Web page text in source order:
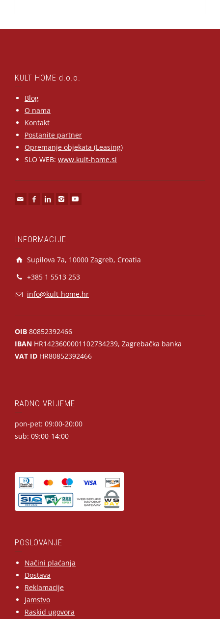
KULT HOME d.o.o.
Blog
O nama
Kontakt
Postanite partner
Opremanje objekata (Leasing)
SLO WEB: www.kult-home.si
INFORMACIJE
Supilova 7a, 10000 Zagreb, Croatia
+385 1 5513 253
info@kult-home.hr
OIB 80852392466
IBAN HR1423600001102734239, Zagrebačka banka
VAT ID HR80852392466
RADNO VRIJEME
pon-pet: 09:00-20:00
sub: 09:00-14:00
POSLOVANJE
Načini plaćanja
Dostava
Reklamacije
Jamstvo
Raskid ugovora